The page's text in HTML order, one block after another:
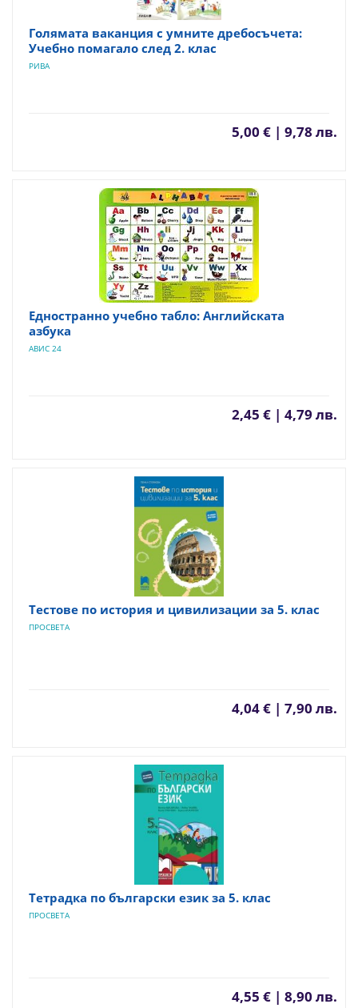
Голямата ваканция с умните дребосъчета:
Учебно помагало след 2. клас
РИВА
5,00 € | 9,78 лв.
Едностранно учебно табло: Английската
азбука
АВИС 24
2,45 € | 4,79 лв.
Тестове по история и цивилизации за 5. клас
ПРОСВЕТА
4,04 € | 7,90 лв.
Тетрадка по български език за 5. клас
ПРОСВЕТА
4,55 € | 8,90 лв.